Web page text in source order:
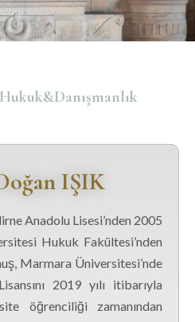
Hukuk&Danışmanlık
IŞIK
Anadolu Lisesi’nden 2005
Hukuk Fakültesi’nden
Marmara Üniversitesi’nde
2019 yılı itibarıyla
öğrenciliği zamanından